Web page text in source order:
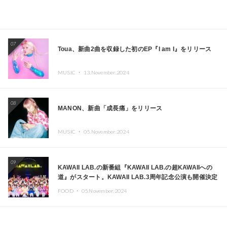
07
Toua、新曲2曲を収録した初のEP『I am I』をリリース
MUSIC ・ 13.November.2024
08
MANON、新曲「成長痛」をリリース
MUSIC ・ 05.November.2024
09
KAWAII LAB.の新番組『KAWAII LAB.の超KAWAIIへの
道』がスタート。KAWAII LAB.3周年記念公演も開催決定
FOOD ・ 05.November.2024